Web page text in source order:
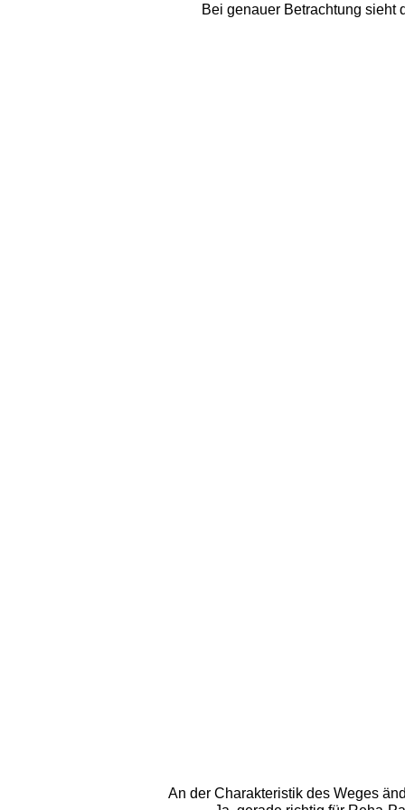
Bei genauer Betrachtung sieht
An der Charakteristik des Weges